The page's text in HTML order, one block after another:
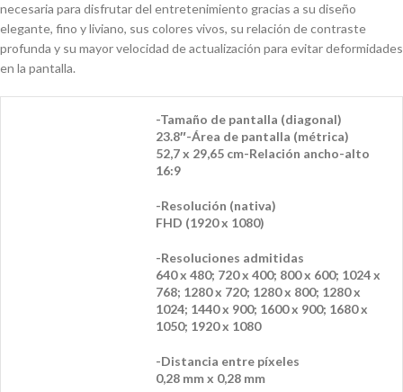
necesaria para disfrutar del entretenimiento gracias a su diseño
elegante, fino y liviano, sus colores vivos, su relación de contraste
profunda y su mayor velocidad de actualización para evitar deformidades
en la pantalla.
-Tamaño de pantalla (diagonal)
23.8″-Área de pantalla (métrica)
52,7 x 29,65 cm-Relación ancho-alto
16:9
-Resolución (nativa)
FHD (1920 x 1080)
-Resoluciones admitidas
640 x 480; 720 x 400; 800 x 600; 1024 x
768; 1280 x 720; 1280 x 800; 1280 x
1024; 1440 x 900; 1600 x 900; 1680 x
1050; 1920 x 1080
-Distancia entre píxeles
0,28 mm x 0,28 mm